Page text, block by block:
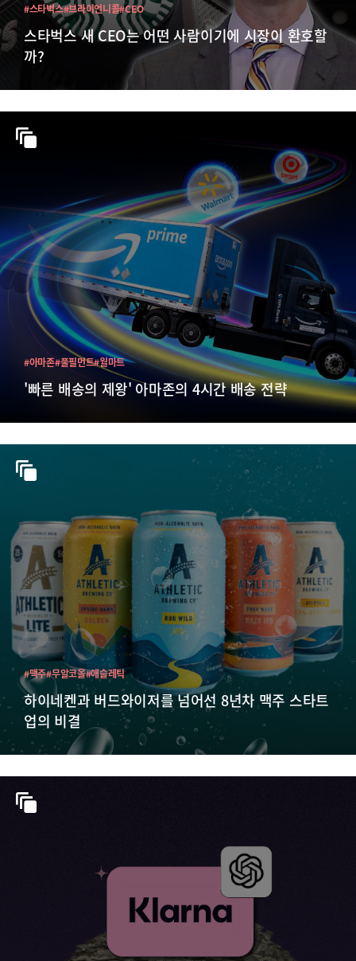
스타벅스 새 CEO는 어떤 사람이기에 시장이 환호할
까?
#스타벅스#브라이언니콜#CEO
'빠른 배송의 제왕' 아마존의 4시간 배송 전략
#아마존#풀필먼트#월마트
하이네켄과 버드와이저를 넘어선 8년차 맥주 스타트
업의 비결
#맥주#무알코올#애슬레틱